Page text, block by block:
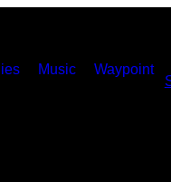
Music
Waypoint